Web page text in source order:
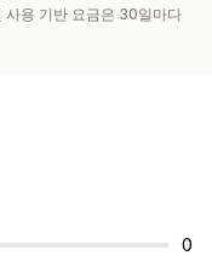
사용 기반 요금은 30일마다
0